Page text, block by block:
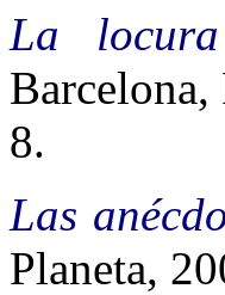
La
8.
Las
Planeta,